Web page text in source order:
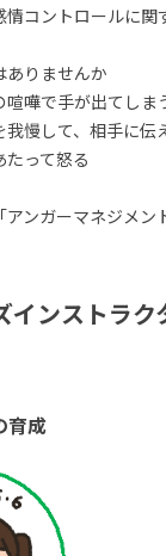
コントロールに関
ありませんか
喧嘩で手が出てしま
我慢して、相手に伝
たって怒る
ンガーマネジメン
ンストラ
育成